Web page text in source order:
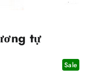
tự
Sale